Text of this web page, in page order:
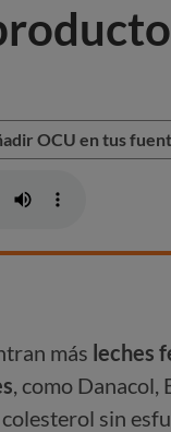
OCU en tus
más leches
, como
sin